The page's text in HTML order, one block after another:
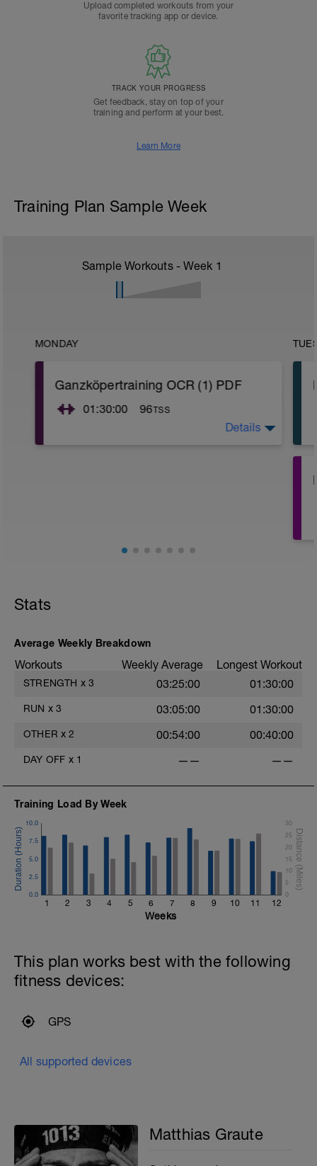
Upload completed workouts from your
favorite tracking app or device.
TRACK YOUR PROGRESS
Get feedback, stay on top of your
training and perform at your best.
Learn More
Training Plan Sample Week
Sample Workouts - Week 1
MONDAY
Ganzköpertraining OCR (1) PDF
01:30:00 96TSS
Details
Stats
Average Weekly Breakdown
Workouts Weekly Average Longest Workout
STRENGTH x 3 03:25:00 01:30:00
RUN x 3 03:05:00 01:30:00
OTHER x 2 00:54:00 00:40:00
DAY OFF x 1 —— ——
Training Load By Week
1 2 3 4 5 6 7 8 9 10 11 12
0.0
2.5
5.0
7.5
10.0
0
5
10
15
20
25
30
Weeks
This plan works best with the following
fitness devices:
GPS
All supported devices
Matthias Graute